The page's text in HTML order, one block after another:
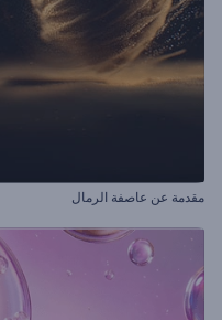
مقدمة عن عاصفة الرمال